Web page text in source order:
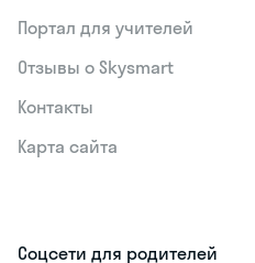
Портал для учителей
Отзывы о Skysmart
Контакты
Карта сайта
Соцсети для родителей